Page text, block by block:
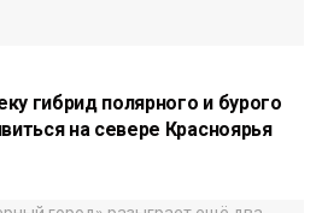
гибрид полярного и бурого
на севере Красноярья